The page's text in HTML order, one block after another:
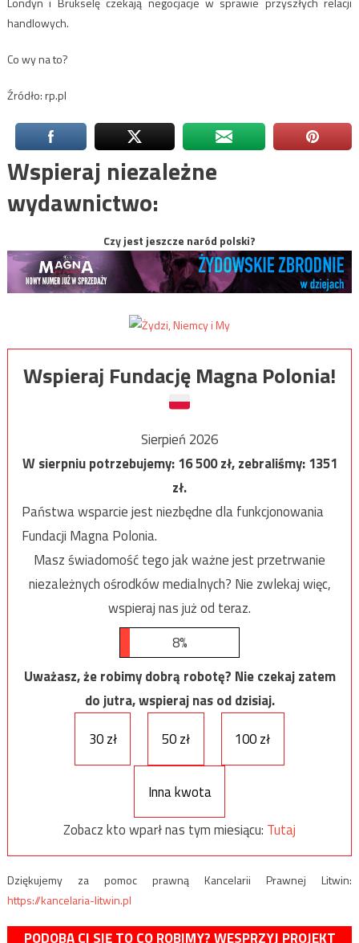
handlowych.
Co wy na to?
Źródło: rp.pl
Wspieraj niezależne
wydawnictwo:
Czy jest jeszcze naród polski?
Wspieraj Fundację Magna Polonia!
Sierpień 2026
W sierpniu potrzebujemy:16 500zł, zebraliśmy:1351
zł.
Państwa wsparcie jest niezbędne dla funkcjonowania
Fundacji Magna Polonia.
Masz świadomość tego jak ważne jest przetrwanie
niezależnych ośrodków medialnych? Nie zwlekaj więc,
wspieraj nas już od teraz.
8%
Uważasz, że robimy dobrą robotę? Nie czekaj zatem
do jutra, wspieraj nas od dzisiaj.
30 zł
50 zł 100 zł
Inna kwota
Zobacz kto wparł nas tym miesiącu: Tutaj
Dziękujemy za pomoc prawną Kancelarii Prawnej Litwin:
https://kancelaria-litwin.pl
PODOBA CI SIĘ TO CO ROBIMY? WESPRZYJ PROJEKT